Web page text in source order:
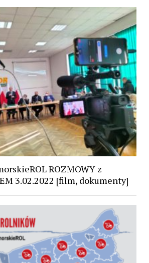
ROZMOWY z
3.02.2022 [film, dokumenty]